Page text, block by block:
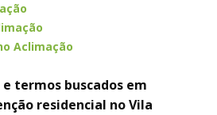
Aclimação
termos buscados em
residencial no Vila